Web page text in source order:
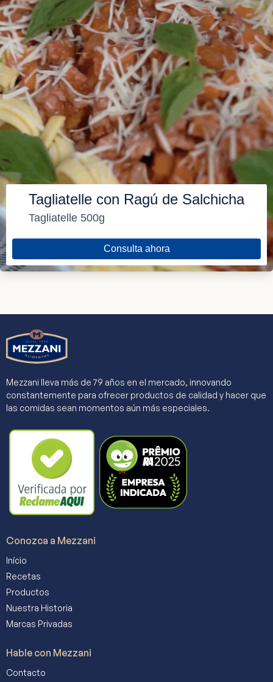
Tagliatelle con Ragú de Salchicha
Tagliatelle 500g
Consulta ahora
Mezzani lleva más de 79 años en el mercado, innovando
constantemente para ofrecer productos de calidad y hacer que
las comidas sean momentos aún más especiales.
Conozca a Mezzani
Início
Recetas
Productos
Nuestra Historia
Marcas Privadas
Hable con Mezzani
Contacto